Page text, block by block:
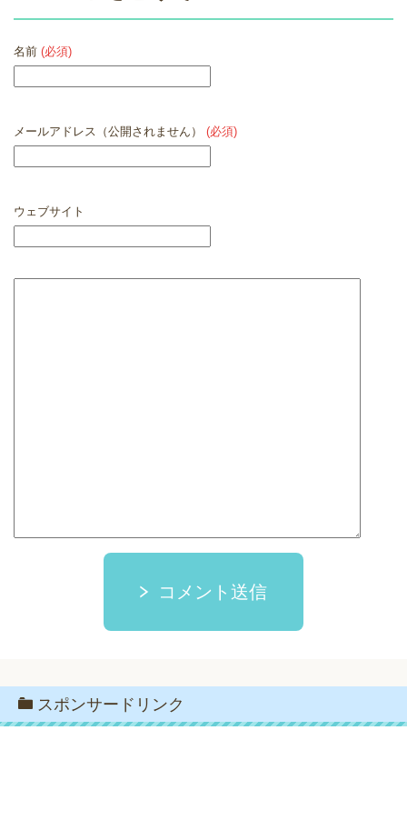
名前 (必須)
メールアドレス（公開されません） (必須)
ウェブサイト
コメント送信
スポンサードリンク